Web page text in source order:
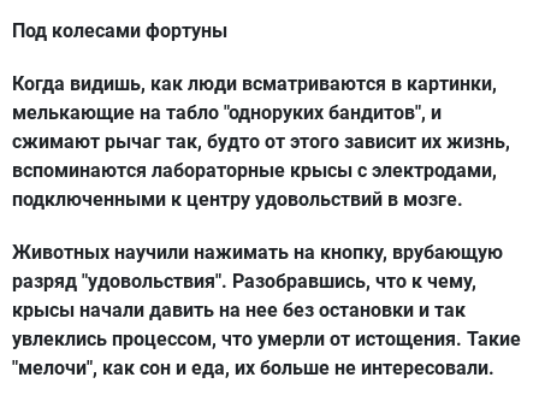
Под колесами фортуны
Когда видишь, как люди всматриваются в картинки,
мелькающие на табло "одноруких бандитов", и
сжимают рычаг так, будто от этого зависит их жизнь,
вспоминаются лабораторные крысы с электродами,
подключенными к центру удовольствий в мозге.
Животных научили нажимать на кнопку, врубающую
разряд "удовольствия". Разобравшись, что к чему,
крысы начали давить на нее без остановки и так
увлеклись процессом, что умерли от истощения. Такие
"мелочи", как сон и еда, их больше не интересовали.